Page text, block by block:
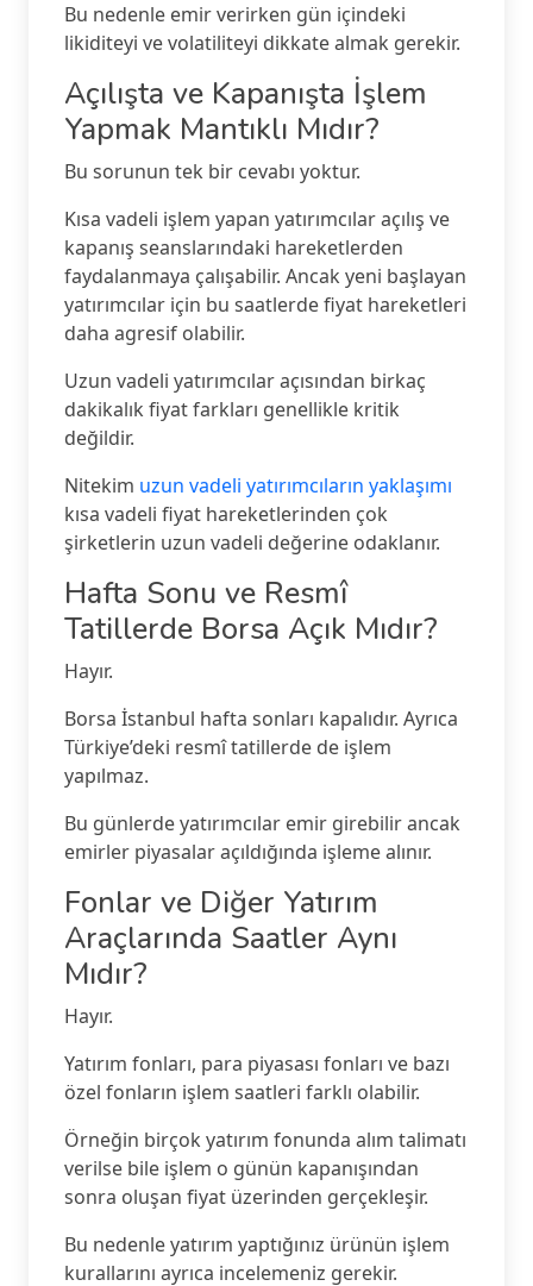
Bu nedenle emir verirken gün içindeki
likiditeyi ve volatiliteyi dikkate almak gerekir.
Açılışta ve Kapanışta İşlem
Yapmak Mantıklı Mıdır?
Bu sorunun tek bir cevabı yoktur.
Kısa vadeli işlem yapan yatırımcılar açılış ve
kapanış seanslarındaki hareketlerden
faydalanmaya çalışabilir. Ancak yeni başlayan
yatırımcılar için bu saatlerde fiyat hareketleri
daha agresif olabilir.
Uzun vadeli yatırımcılar açısından birkaç
dakikalık fiyat farkları genellikle kritik
değildir.
Nitekim uzun vadeli yatırımcıların yaklaşımı
kısa vadeli fiyat hareketlerinden çok
şirketlerin uzun vadeli değerine odaklanır.
Hafta Sonu ve Resmî
Tatillerde Borsa Açık Mıdır?
Hayır.
Borsa İstanbul hafta sonları kapalıdır. Ayrıca
Türkiye’deki resmî tatillerde de işlem
yapılmaz.
Bu günlerde yatırımcılar emir girebilir ancak
emirler piyasalar açıldığında işleme alınır.
Fonlar ve Diğer Yatırım
Araçlarında Saatler Aynı
Mıdır?
Hayır.
Yatırım fonları, para piyasası fonları ve bazı
özel fonların işlem saatleri farklı olabilir.
Örneğin birçok yatırım fonunda alım talimatı
verilse bile işlem o günün kapanışından
sonra oluşan fiyat üzerinden gerçekleşir.
Bu nedenle yatırım yaptığınız ürünün işlem
kurallarını ayrıca incelemeniz gerekir.